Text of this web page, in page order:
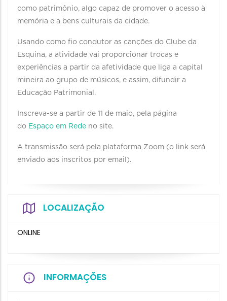
como patrimônio, algo capaz de promover o acesso à
memória e a bens culturais da cidade.
Usando como fio condutor as canções do Clube da
Esquina, a atividade vai proporcionar trocas e
experiências a partir da afetividade que liga a capital
mineira ao grupo de músicos, e assim, difundir a
Educação Patrimonial.
Inscreva-se a partir de 11 de maio, pela página
do Espaço em Rede no site.
A transmissão será pela plataforma Zoom (o link será
enviado aos inscritos por email).
LOCALIZAÇÃO
ONLINE
INFORMAÇÕES